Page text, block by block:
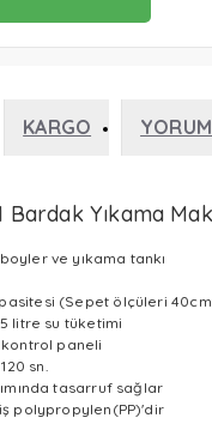
KARGO
Yıkama
ve yıkama tankı
(Sepet ölçüleri
litre su tüketimi
kontrol paneli
sn.
tasarruf sağlar
polypropylen(PP)'dir